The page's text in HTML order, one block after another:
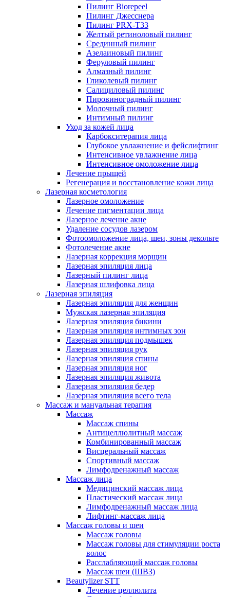
Пилинг Biorepeel
Пилинг Джесснера
Пилинг PRX-T33
Желтый ретиноловый пилинг
Срединный пилинг
Азелаиновый пилинг
Феруловый пилинг
Алмазный пилинг
Гликолевый пилинг
Салициловый пилинг
Пировиноградный пилинг
Молочный пилинг
Интимный пилинг
Уход за кожей лица
Карбокситерапия лица
Глубокое увлажнение и фейслифтинг
Интенсивное увлажнение лица
Интенсивное омоложение лица
Лечение прыщей
Регенерация и восстановление кожи лица
Лазерная косметология
Лазерное омоложение
Лечение пигментации лица
Лазерное лечение акне
Удаление сосудов лазером
Фотоомоложение лица, шеи, зоны декольте
Фотолечение акне
Лазерная коррекция морщин
Лазерная эпиляция лица
Лазерный пилинг лица
Лазерная шлифовка лица
Лазерная эпиляция
Лазерная эпиляция для женщин
Мужская лазерная эпиляция
Лазерная эпиляция бикини
Лазерная эпиляция интимных зон
Лазерная эпиляция подмышек
Лазерная эпиляция рук
Лазерная эпиляция спины
Лазерная эпиляция ног
Лазерная эпиляция живота
Лазерная эпиляция бедер
Лазерная эпиляция всего тела
Массаж и мануальная терапия
Массаж
Массаж спины
Антицеллюлитный массаж
Комбинированный массаж
Висцеральный массаж
Спортивный массаж
Лимфодренажный массаж
Массаж лица
Медицинский массаж лица
Пластический массаж лица
Лимфодренажный массаж лица
Лифтинг-массаж лица
Массаж головы и шеи
Массаж головы
Массаж головы для стимуляции роста
волос
Расслабляющий массаж головы
Массаж шеи (ШВЗ)
Beautylizer STT
Лечение целлюлита